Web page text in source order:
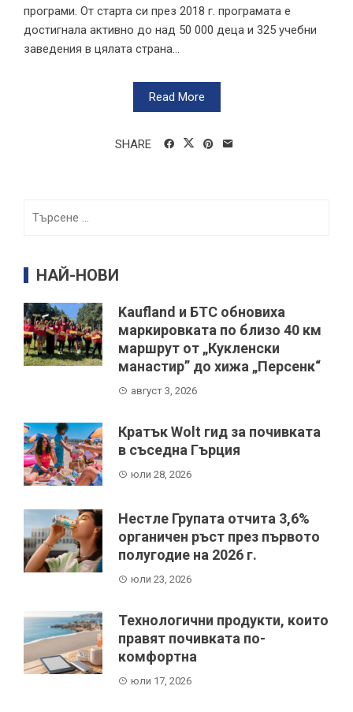
програми. От старта си през 2018 г. програмата е
достигнала активно до над 50 000 деца и 325 учебни
заведения в цялата страна...
Read More
SHARE
НАЙ-НОВИ
Kaufland и БТС обновиха
маркировката по близо 40 км
маршрут от „Кукленски
манастир” до хижа „Персенк“
август 3, 2026
Кратък Wolt гид за почивката
в съседна Гърция
юли 28, 2026
Нестле Групата отчита 3,6%
органичен ръст през първото
полугодие на 2026 г.
юли 23, 2026
Технологични продукти, които
правят почивката по-
комфортна
юли 17, 2026